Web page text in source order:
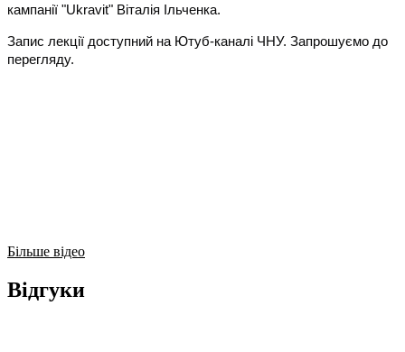
кампанії "Ukravit" Віталія Ільченка.
Запис лекції доступний на Ютуб-каналі ЧНУ. Запрошуємо до
перегляду.
Більше відео
Відгуки